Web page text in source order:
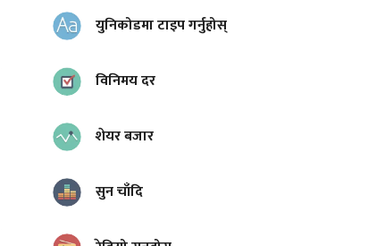
युनिकोडमा टाइप गर्नुहोस्
विनिमय दर
शेयर बजार
सुन चाँदि